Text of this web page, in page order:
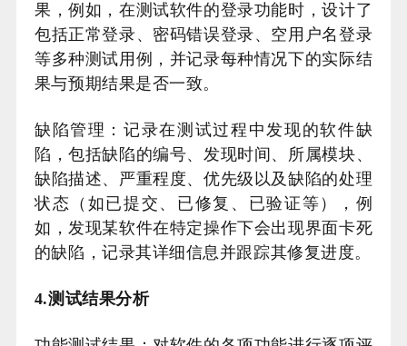
果，例如，在测试软件的登录功能时，设计了
包括正常登录、密码错误登录、空用户名登录
等多种测试用例，并记录每种情况下的实际结
果与预期结果是否一致。
缺陷管理：记录在测试过程中发现的软件缺
陷，包括缺陷的编号、发现时间、所属模块、
缺陷描述、严重程度、优先级以及缺陷的处理
状态（如已提交、已修复、已验证等），例
如，发现某软件在特定操作下会出现界面卡死
的缺陷，记录其详细信息并跟踪其修复进度。
4.测试结果分析